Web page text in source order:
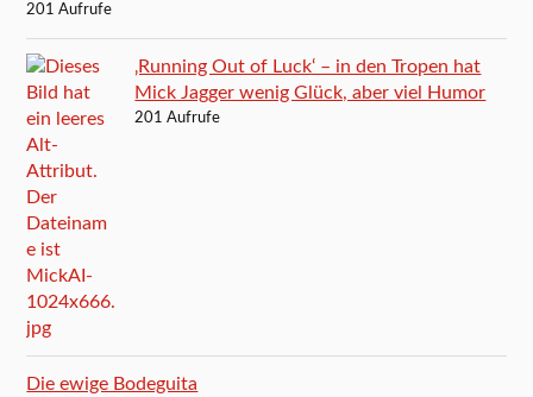
201 Aufrufe
‚Running Out of Luck‘ – in den Tropen hat
Mick Jagger wenig Glück, aber viel Humor
201 Aufrufe
Die ewige Bodeguita